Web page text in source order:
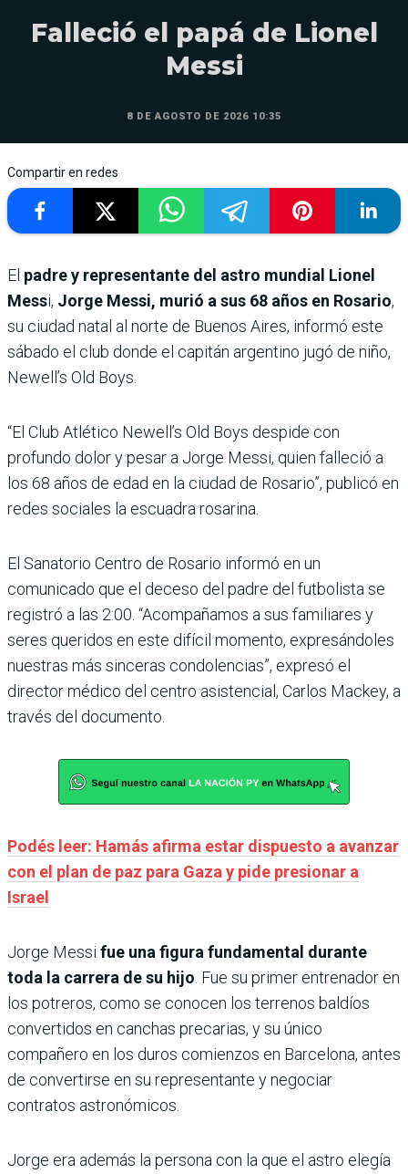
Falleció el papá de Lionel
Messi
8 DE AGOSTO DE 2026 10:35
Compartir en redes
El padre y representante del astro mundial Lionel
Messi, Jorge Messi, murió a sus 68 años en Rosario,
su ciudad natal al norte de Buenos Aires, informó este
sábado el club donde el capitán argentino jugó de niño,
Newell’s Old Boys.
“El Club Atlético Newell’s Old Boys despide con
profundo dolor y pesar a Jorge Messi, quien falleció a
los 68 años de edad en la ciudad de Rosario”, publicó en
redes sociales la escuadra rosarina.
El Sanatorio Centro de Rosario informó en un
comunicado que el deceso del padre del futbolista se
registró a las 2:00. “Acompañamos a sus familiares y
seres queridos en este difícil momento, expresándoles
nuestras más sinceras condolencias”, expresó el
director médico del centro asistencial, Carlos Mackey, a
través del documento.
Podés leer: Hamás afirma estar dispuesto a avanzar
con el plan de paz para Gaza y pide presionar a
Israel
Jorge Messi fue una figura fundamental durante
toda la carrera de su hijo . Fue su primer entrenador en
los potreros, como se conocen los terrenos baldíos
convertidos en canchas precarias, y su único
compañero en los duros comienzos en Barcelona, antes
de convertirse en su representante y negociar
contratos astronómicos.
Jorge era además la persona con la que el astro elegía